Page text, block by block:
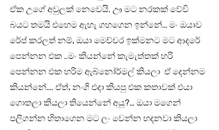
ඒක උගේ අවුලක් නෙවෙයි. ඌ මට නරකක් වේවි
බයට තමයි එහෙම ඇහැ ගහගෙන ඉන්නේ… මං ඔයාව
රේප් කරලත් නම්, ඔයා මෙච්චර ඉක්මනට මට ආදරේ
පෙන්නන එක ..මං කියන්නේ කැමැත්තක් හරි
පෙන්නන එක හරිම ඇබ්නෝර්මල් කියලා ඒ දෙන්නම
කියන්නේ…. ඒත්, නංගි එදා කියපු එක කතාවක් එයා
ගොතලා කියලා තියෙන්නේ අයූ?… ඔයා මගෙන්
පලිගන්න හිතාගෙන මට ලං වෙන්න හදනවා කියලා